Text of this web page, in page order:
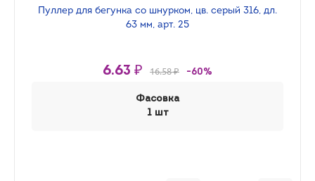
Пуллер для бегунка со шнурком, цв. серый 316, дл.
63 мм, арт. 25
6.63 ₽ 16.58 ₽ -60%
Фасовка
1 шт